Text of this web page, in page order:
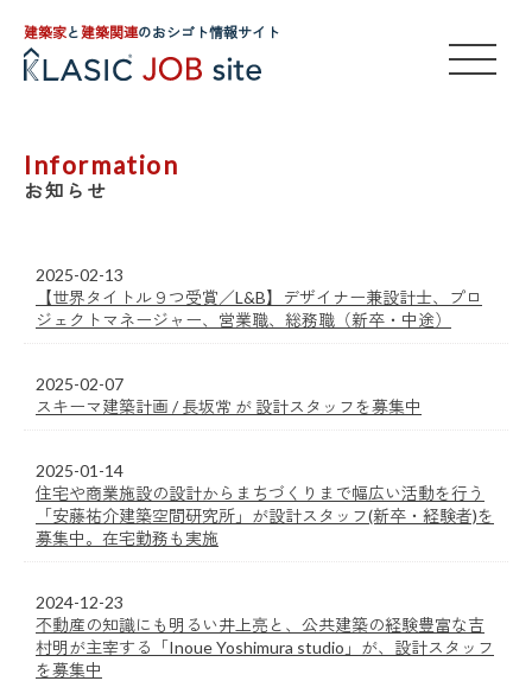
建築家と建築関連のおシゴト情報サイト
Information
お知らせ
2025-02-13
【世界タイトル９つ受賞／L&B】デザイナー兼設計士、プロ
ジェクトマネージャー、営業職、総務職（新卒・中途）
2025-02-07
スキーマ建築計画 / 長坂常 が 設計スタッフを募集中
2025-01-14
住宅や商業施設の設計からまちづくりまで幅広い活動を行う
「安藤祐介建築空間研究所」が設計スタッフ(新卒・経験者)を
募集中。在宅勤務も実施
2024-12-23
不動産の知識にも明るい井上亮と、公共建築の経験豊富な吉
村明が主宰する「Inoue Yoshimura studio」が、設計スタッフ
を募集中